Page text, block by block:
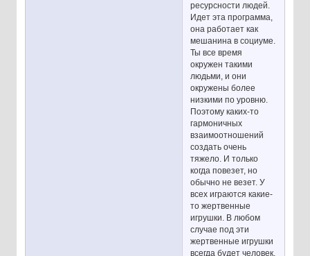
ресурсности людей.
Идет эта программа,
она работает как
мешанина в социуме.
Ты все время
окружен такими
людьми, и они
окружены более
низкими по уровню.
Поэтому каких-то
гармоничных
взаимоотношений
создать очень
тяжело. И только
когда повезет, но
обычно не везет. У
всех играются какие-
то жертвенные
игрушки. В любом
случае под эти
жертвенные игрушки
всегда будет человек,